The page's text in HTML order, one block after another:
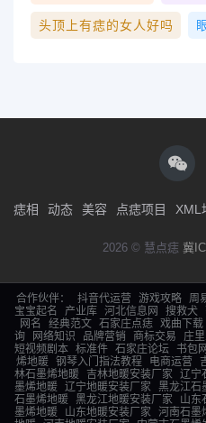
头顶上有痣的女人好吗
痣相 动态 美容 点痣项目 XML
2026 © 慧点痣 冀
合作伙伴： 抖音代运营 游戏攻略 周
宝宝起名
产业库 河北信息网 搜救犬
网名
经典范文 石家庄点痣 戏曲下载
询
网络知识 品牌营销 商标交易 庄
短视频剧本 标准件 石家庄论坛 书包网
烯地暖 钢琴入门指法教程 电商运营
林石墨烯地暖
吉林地暖安装厂家 辽宁
墨烯地暖 辽宁地暖安装厂家 黑龙江石
石墨烯地暖 黑龙江地暖安装厂家 山东
墨烯地暖
山东地暖安装厂家 河南石墨